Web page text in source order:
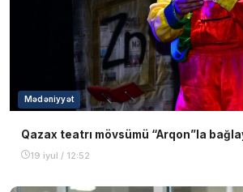
Mədəniyyət
Qazax teatrı mövsümü “Arqon”la
19 iyul / 12:52